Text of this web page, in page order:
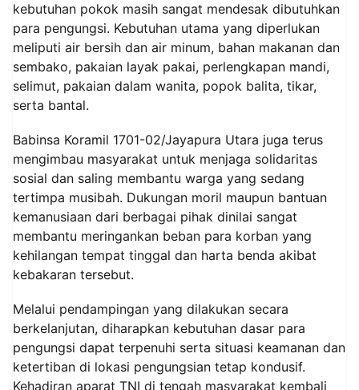
kebutuhan pokok masih sangat mendesak dibutuhkan
para pengungsi. Kebutuhan utama yang diperlukan
meliputi air bersih dan air minum, bahan makanan dan
sembako, pakaian layak pakai, perlengkapan mandi,
selimut, pakaian dalam wanita, popok balita, tikar,
serta bantal.
Babinsa Koramil 1701-02/Jayapura Utara juga terus
mengimbau masyarakat untuk menjaga solidaritas
sosial dan saling membantu warga yang sedang
tertimpa musibah. Dukungan moril maupun bantuan
kemanusiaan dari berbagai pihak dinilai sangat
membantu meringankan beban para korban yang
kehilangan tempat tinggal dan harta benda akibat
kebakaran tersebut.
Melalui pendampingan yang dilakukan secara
berkelanjutan, diharapkan kebutuhan dasar para
pengungsi dapat terpenuhi serta situasi keamanan dan
ketertiban di lokasi pengungsian tetap kondusif.
Kehadiran aparat TNI di tengah masyarakat kembali